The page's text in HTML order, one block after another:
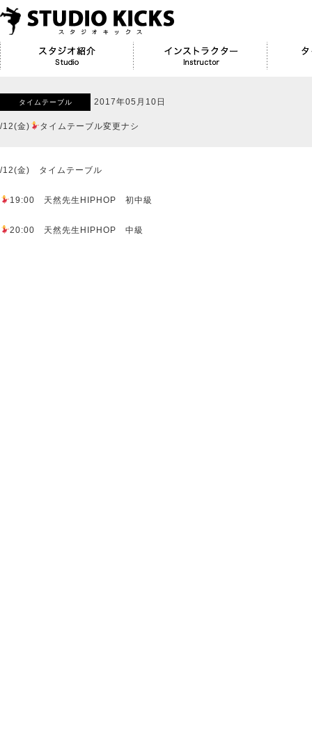
タイムテーブル 2017年05月10日
/12(金) タイムテーブル変更ナシ
/12(金) タイムテーブル
19:00 天然先生HIPHOP 初中級
20:00 天然先生HIPHOP 中級